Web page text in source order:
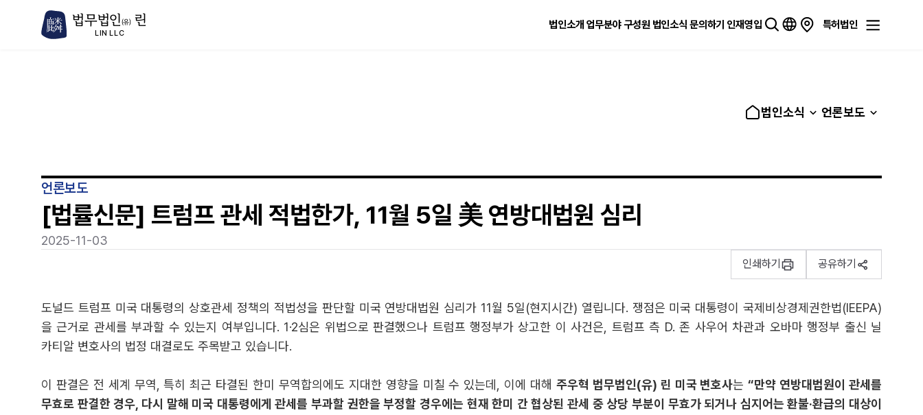
법무법인(유)린
LIN LLC
법인소개 업무분야구성원 법인소식 문의하기 인재영입 특허법인
법인소식 언론보도
언론보도
[법률신문] 트럼프 관세 적법한가, 11월 5일 美 연방대법원 심리
2025-11-03
인쇄하기 공유하기
도널드 트럼프 미국 대통령의 상호관세 정책의 적법성을 판단할 미국 연방대법원 심리가 11월 5일(현지시간) 열립니다. 쟁점은 미국 대통령이 국제비상경제권한법(IEEPA)
을 근거로 관세를 부과할 수 있는지 여부입니다. 1·2심은 위법으로 판결했으나 트럼프 행정부가 상고한 이 사건은, 트럼프 측 D. 존 사우어 차관과 오바마 행정부 출신 닐
카티알 변호사의 법정 대결로도 주목받고 있습니다.
이 판결은 전 세계 무역, 특히 최근 타결된 한미 무역합의에도 지대한 영향을 미칠 수 있는데, 이에 대해 주우혁 법무법인(유) 린 미국 변호사는“만약 연방대법원이 관세를
무효로 판결한 경우, 다시 말해 미국 대통령에게 관세를 부과할 권한을 부정할 경우에는 현재 한미 간 협상된 관세 중 상당 부분이 무효가 되거나 심지어는 환불·환급의 대상이